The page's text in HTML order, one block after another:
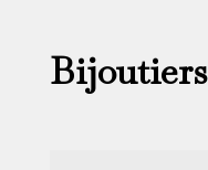
Bijoutiers